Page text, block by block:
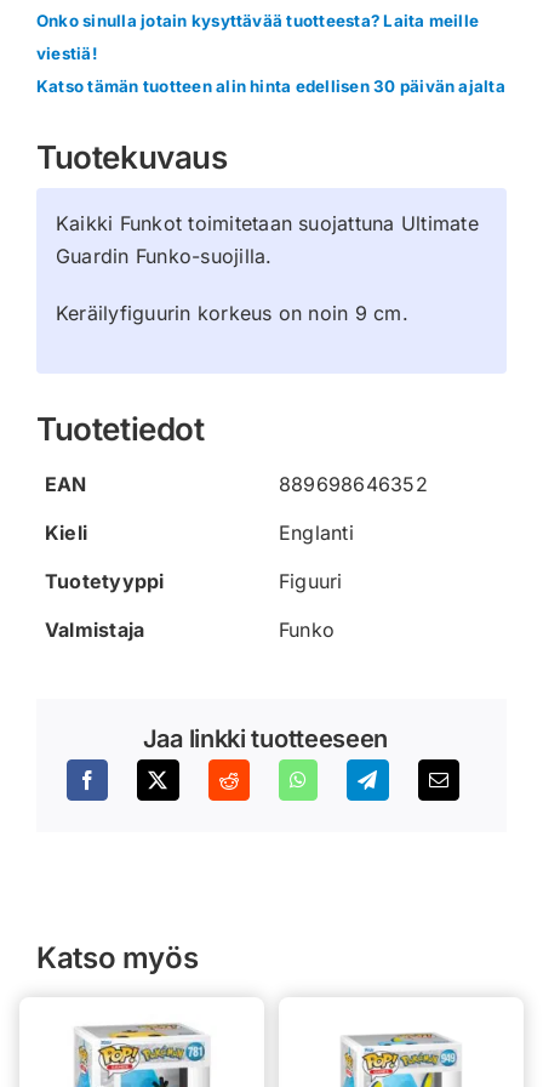
Onko sinulla jotain kysyttävää tuotteesta? Laita meille
viestiä!
Katso tämän tuotteen alin hinta edellisen 30 päivän ajalta
Tuotekuvaus
Kaikki Funkot toimitetaan suojattuna Ultimate
Guardin Funko-suojilla.
Keräilyfiguurin korkeus on noin 9 cm.
Tuotetiedot
EAN
889698646352
Kieli
Englanti
Tuotetyyppi
Figuuri
Valmistaja
Funko
Jaa linkki tuotteeseen
Katso myös